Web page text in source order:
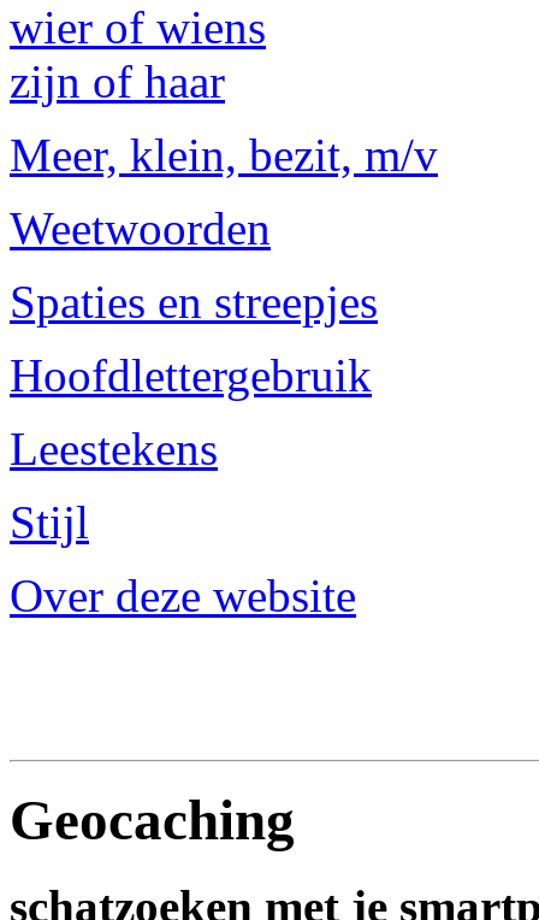
wier of wiens
zijn of haar
Meer, klein, bezit, m/v
Weetwoorden
Spaties en streepjes
Hoofdlettergebruik
Leestekens
Stijl
Over deze website
Geocaching
schatzoeken met je